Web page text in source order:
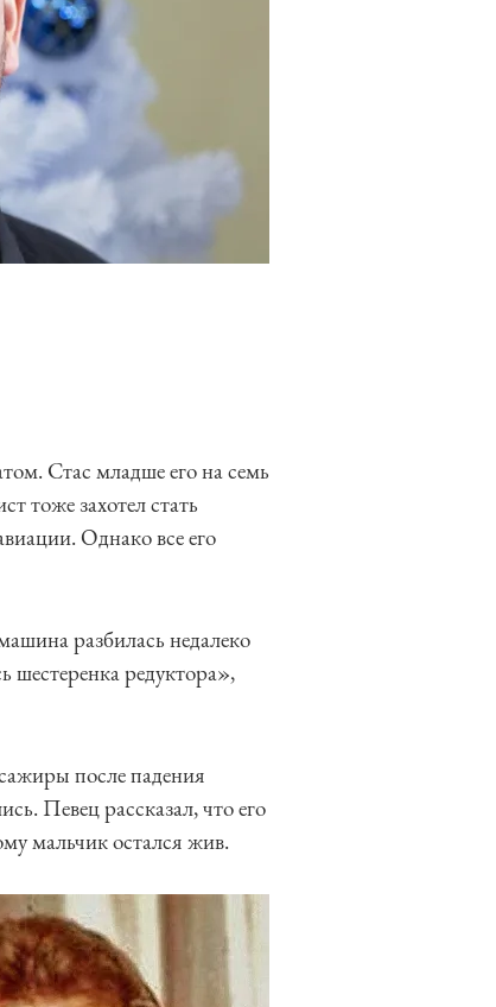
Стас младше его на семь
тоже захотел стать
Однако все его
разбилась недалеко
редуктора»,
после падения
Певец рассказал, что его
мальчик остался жив.